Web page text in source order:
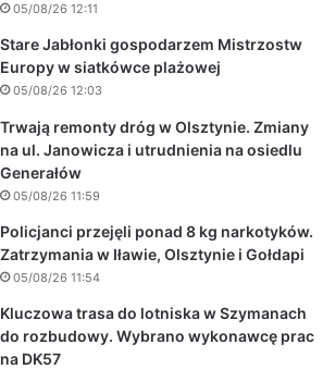
05/08/26 12:11
Stare Jabłonki gospodarzem Mistrzostw
Europy w siatkówce plażowej
05/08/26 12:03
Trwają remonty dróg w Olsztynie. Zmiany
na ul. Janowicza i utrudnienia na osiedlu
Generałów
05/08/26 11:59
Policjanci przejęli ponad 8 kg narkotyków.
Zatrzymania w Iławie, Olsztynie i Gołdapi
05/08/26 11:54
Kluczowa trasa do lotniska w Szymanach
do rozbudowy. Wybrano wykonawcę prac
na DK57